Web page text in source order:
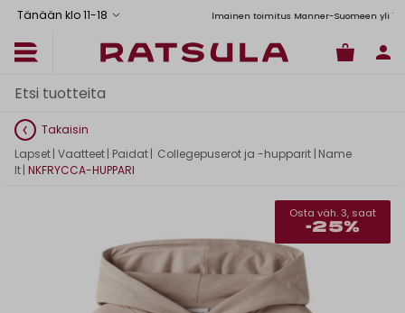
Tänään klo 11-18
Toimituskulut alk. 6,90€Ilmainen toimitus Manner-Suomeen yli 120
Takaisin
Lapset| Vaatteet| Paidat | Collegepuserot ja -hupparit | Name
It| NKFRYCCA-HUPPARI
Osta väh. 3, saat
-25%